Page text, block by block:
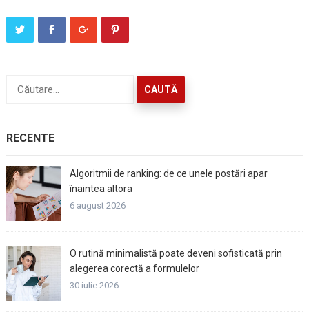
după:
RECENTE
Algoritmii de ranking: de ce unele postări apar
înaintea altora
6 august 2026
O rutină minimalistă poate deveni sofisticată prin
alegerea corectă a formulelor
30 iulie 2026